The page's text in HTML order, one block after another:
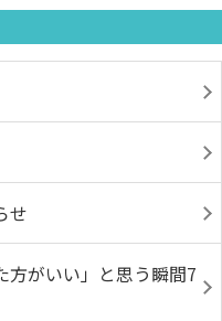
せ
方がいい」と思う瞬間7